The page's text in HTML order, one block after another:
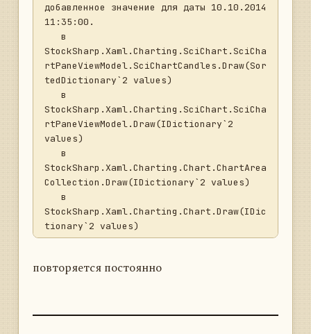
добавленное значение для даты 10.10.2014
11:35:00.
StockSharp.Xaml.Charting.SciChart.SciCha
rtPaneViewModel.SciChartCandles.Draw(Sor
tedDictionary`2 values)
StockSharp.Xaml.Charting.SciChart.SciCha
rtPaneViewModel.Draw(IDictionary`2
values)
StockSharp.Xaml.Charting.Chart.ChartArea
Collection.Draw(IDictionary`2 values)
StockSharp.Xaml.Charting.Chart.Draw(IDic
tionary`2 values)
   в
<>c__DisplayClass19.<.ctor>b__a()
   в
повторяется постоянно